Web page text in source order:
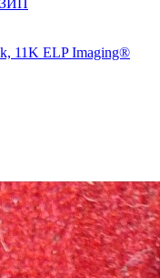
ЗИП
11K ELP Imaging®